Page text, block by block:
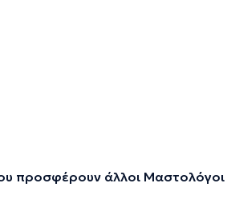
προσφέρουν άλλοι Μαστολόγοι